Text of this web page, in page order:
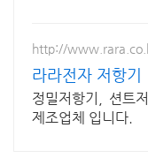
http://
라라전자 저항기
정밀저항기, 션트
제조업체 입니다.